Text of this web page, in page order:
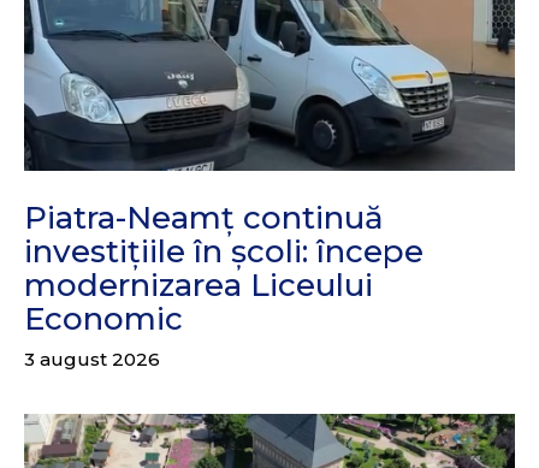
Piatra-Neamț continuă
investițiile în școli: începe
modernizarea Liceului
Economic
3 august 2026